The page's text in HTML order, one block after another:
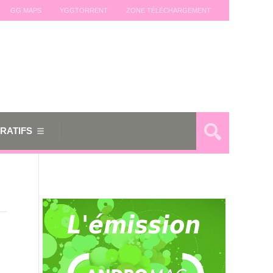
GG MAPS YGGTORRENT ZONE TÉLÉCHARGEMENT